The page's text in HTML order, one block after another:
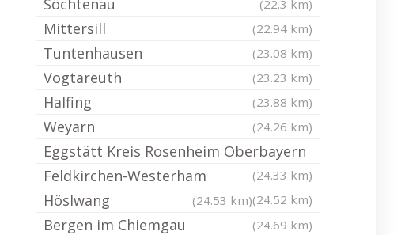
Söchtenau (22.3 km)
Mittersill (22.94 km)
Tuntenhausen (23.08 km)
Vogtareuth (23.23 km)
Halfing (23.88 km)
Weyarn (24.26 km)
Eggstätt Kreis Rosenheim Oberbayern
(24.33 km)
Feldkirchen-Westerham
(24.52 km)
Höslwang (24.53 km)
Bergen im Chiemgau (24.69 km)